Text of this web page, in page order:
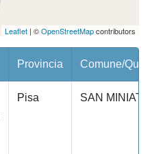
Leaflet| ©OpenStreetMapcontributors
Provincia Comune/
Pisa SAN MINIATO